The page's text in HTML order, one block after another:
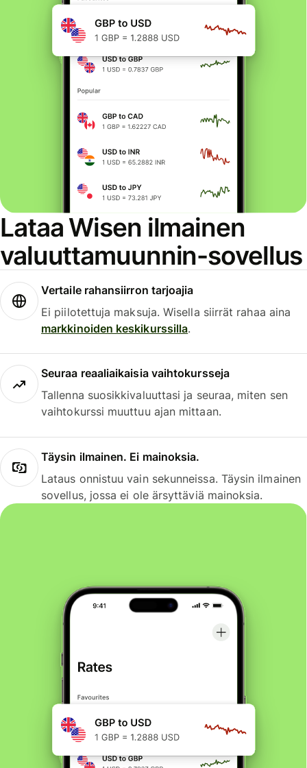
Lataa Wisen ilmainen
valuuttamuunnin-sovellus
Vertaile rahansiirron tarjoajia
Ei piilotettuja maksuja. Wisella siirrät rahaa aina
markkinoiden keskikurssilla.
Seuraa reaaliaikaisia vaihtokursseja
Tallenna suosikkivaluuttasi ja seuraa, miten sen
vaihtokurssi muuttuu ajan mittaan.
Täysin ilmainen. Ei mainoksia.
Lataus onnistuu vain sekunneissa. Täysin ilmainen
sovellus, jossa ei ole ärsyttäviä mainoksia.